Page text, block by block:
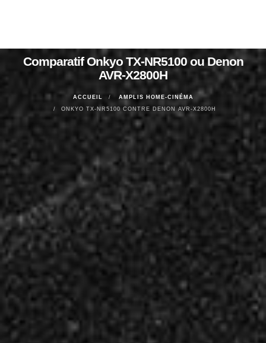
Comparatif Onkyo TX-NR5100 ou Denon
AVR-X2800H
ACCUEIL
AMPLIS HOME-CINÉMA
ONKYO TX-NR5100 CONTRE DENON AVR-X2800H